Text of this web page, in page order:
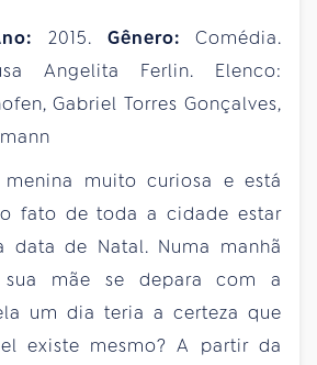
2015. Gênero:Comédia.
Angelita Ferlin. Elenco:
Gabriel Torres Gonçalves,
muito curiosa e está
fato de toda a cidade estar
data de Natal. Numa manhã
sua mãe se depara com a
um dia teria a certeza que
existe mesmo? A partir da